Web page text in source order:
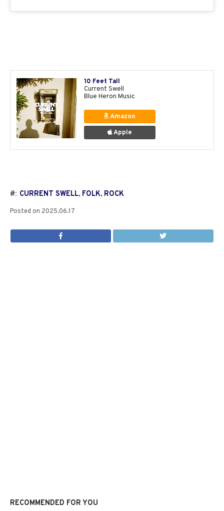
10 Feet Tall
Current Swell
Blue Heron Music
Amazon
Apple
#: CURRENT SWELL, FOLK, ROCK
Posted on 2025.06.17
RECOMMENDED FOR YOU